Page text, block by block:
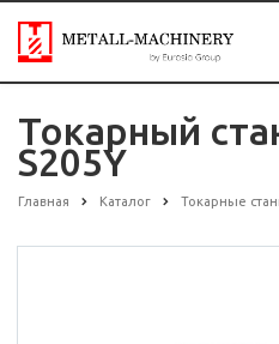
Токарный
S205Y
Главная Каталог Токарные